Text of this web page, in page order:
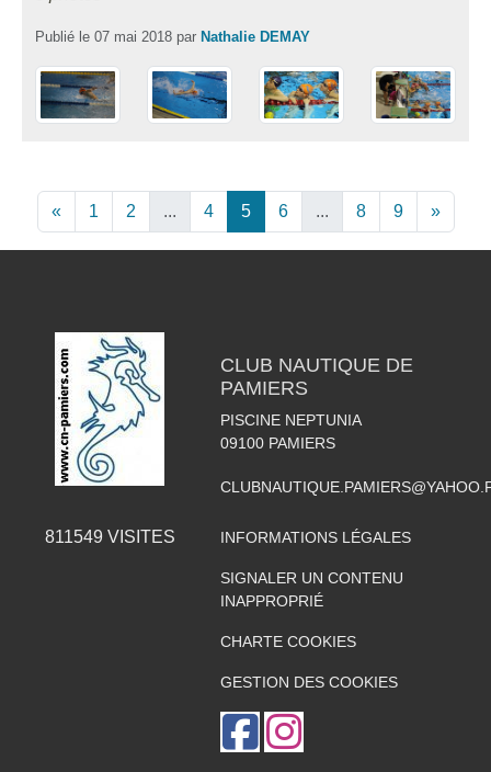
Publié le 07 mai 2018 par Nathalie DEMAY
« 1 2 ... 4 5 6 ... 8 9 »
811549 VISITES
CLUB NAUTIQUE DE
PAMIERS
PISCINE NEPTUNIA
09100 PAMIERS
INFORMATIONS LÉGALES
SIGNALER UN CONTENU
INAPPROPRIÉ
CHARTE COOKIES
GESTION DES COOKIES